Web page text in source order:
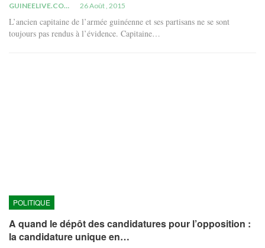
GUINEELIVE.COM 26 Août , 2015
L’ancien capitaine de l’armée guinéenne et ses partisans ne se sont
toujours pas rendus à l’évidence. Capitaine…
POLITIQUE
A quand le dépôt des candidatures pour l’opposition :
la candidature unique en…